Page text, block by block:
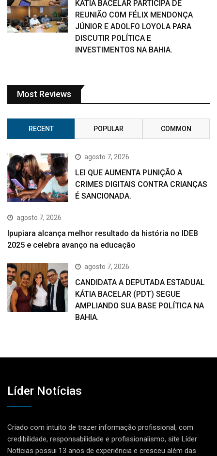
KÁTIA BACELAR PARTICIPA DE
REUNIÃO COM FÉLIX MENDONÇA
JÚNIOR E ADOLFO LOYOLA PARA
DISCUTIR POLÍTICA E
INVESTIMENTOS NA BAHIA.
Most Reviews
RECENT POPULAR COMMON
agosto 7, 2026
LEI QUE AUMENTA PUNIÇÃO A
CRIMES DIGITAIS CONTRA CRIANÇAS
É SANCIONADA.
agosto 7, 2026
Ipupiara alcança melhor resultado da história no IDEB
2025 e celebra avanço na educação
agosto 7, 2026
CANDIDATA A DEPUTADA ESTADUAL
KÁTIA BACELAR (PDT) SEGUE
AMPLIANDO SUA BASE POLÍTICA NA
BAHIA.
Líder Notícias
Criado com intuito de trazer informação profissional, com
credibilidade, responsabilidade e profissionalismo, site Líder
Notícias possui 13 anos de experiência e cresceu além das